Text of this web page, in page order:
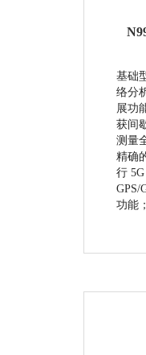
基础
络分
展功
获间
测量
精确
行
GPS/
功能